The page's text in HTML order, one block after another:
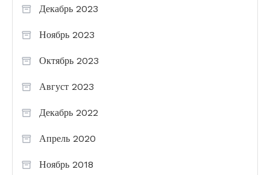
Декабрь 2023
Ноябрь 2023
Октябрь 2023
Август 2023
Декабрь 2022
Апрель 2020
Ноябрь 2018